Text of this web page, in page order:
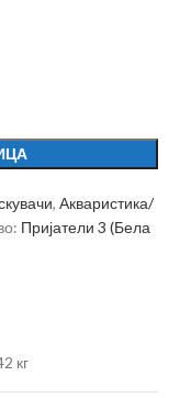
, Акваристика/
Пријатели 3 (Бела
кг